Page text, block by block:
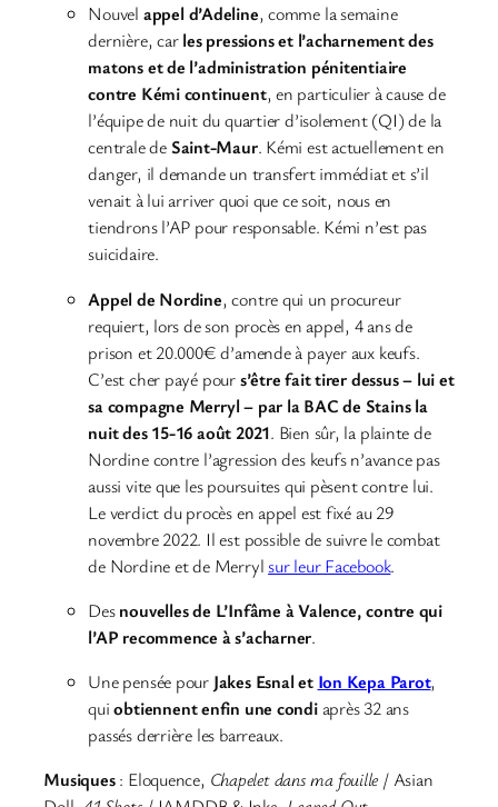
Nouvel appel d’Adeline, comme la semaine
dernière, carles pressions et l’acharnement des
matons et de l’administration pénitentiaire
contre Kémi continuent, en particulier à cause de
l’équipe de nuit du quartier d’isolement (QI) de la
centrale deSaint-Maur. Kémi est actuellement en
danger, il demande un transfert immédiat et s’il
venait à lui arriver quoi que ce soit, nous en
tiendrons l’AP pour responsable. Kémi n’est pas
suicidaire.
Appel de Nordine, contre qui un procureur
requiert, lors de son procès en appel, 4 ans de
prison et 20.000€ d’amende à payer aux keufs.
C’est cher payé pours’être fait tirer dessus – lui et
sa compagne Merryl – par la BAC de Stains la
nuit des 15-16 août 2021. Bien sûr, la plainte de
Nordine contre l’agression des keufs n’avance pas
aussi vite que les poursuites qui pèsent contre lui.
Le verdict du procès en appel est fixé au 29
novembre 2022. Il est possible de suivre le combat
de Nordine et de Merrylsur leur Facebook.
Desnouvelles de L’Infâme à Valence, contre qui
l’AP recommence à s’acharner.
Une pensée pour Jakes Esnal et Ion Kepa Parot,
quiobtiennent enfin une condiaprès 32 ans
passés derrière les barreaux.
Musiques: Eloquence, Chapelet dans ma fouille/ Asian